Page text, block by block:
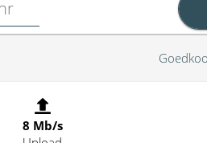
8 Mb/s